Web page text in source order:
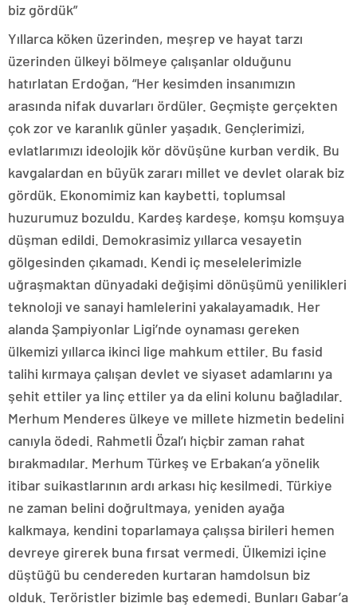
biz gördük”
Yıllarca köken üzerinden, meşrep ve hayat tarzı
üzerinden ülkeyi bölmeye çalışanlar olduğunu
hatırlatan Erdoğan, “Her kesimden insanımızın
arasında nifak duvarları ördüler. Geçmişte gerçekten
çok zor ve karanlık günler yaşadık. Gençlerimizi,
evlatlarımızı ideolojik kör dövüşüne kurban verdik. Bu
kavgalardan en büyük zararı millet ve devlet olarak biz
gördük. Ekonomimiz kan kaybetti, toplumsal
huzurumuz bozuldu. Kardeş kardeşe, komşu komşuya
düşman edildi. Demokrasimiz yıllarca vesayetin
gölgesinden çıkamadı. Kendi iç meselelerimizle
uğraşmaktan dünyadaki değişimi dönüşümü yenilikleri
teknoloji ve sanayi hamlelerini yakalayamadık. Her
alanda Şampiyonlar Ligi’nde oynaması gereken
ülkemizi yıllarca ikinci lige mahkum ettiler. Bu fasid
talihi kırmaya çalışan devlet ve siyaset adamlarını ya
şehit ettiler ya linç ettiler ya da elini kolunu bağladılar.
Merhum Menderes ülkeye ve millete hizmetin bedelini
canıyla ödedi. Rahmetli Özal’ı hiçbir zaman rahat
bırakmadılar. Merhum Türkeş ve Erbakan’a yönelik
itibar suikastlarının ardı arkası hiç kesilmedi. Türkiye
ne zaman belini doğrultmaya, yeniden ayağa
kalkmaya, kendini toparlamaya çalışsa birileri hemen
devreye girerek buna fırsat vermedi. Ülkemizi içine
düştüğü bu cendereden kurtaran hamdolsun biz
olduk. Teröristler bizimle baş edemedi. Bunları Gabar’a